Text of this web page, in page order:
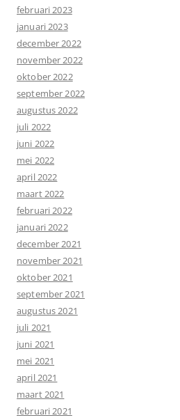
februari 2023
januari 2023
december 2022
november 2022
oktober 2022
september 2022
augustus 2022
juli 2022
juni 2022
mei 2022
april 2022
maart 2022
februari 2022
januari 2022
december 2021
november 2021
oktober 2021
september 2021
augustus 2021
juli 2021
juni 2021
mei 2021
april 2021
maart 2021
februari 2021